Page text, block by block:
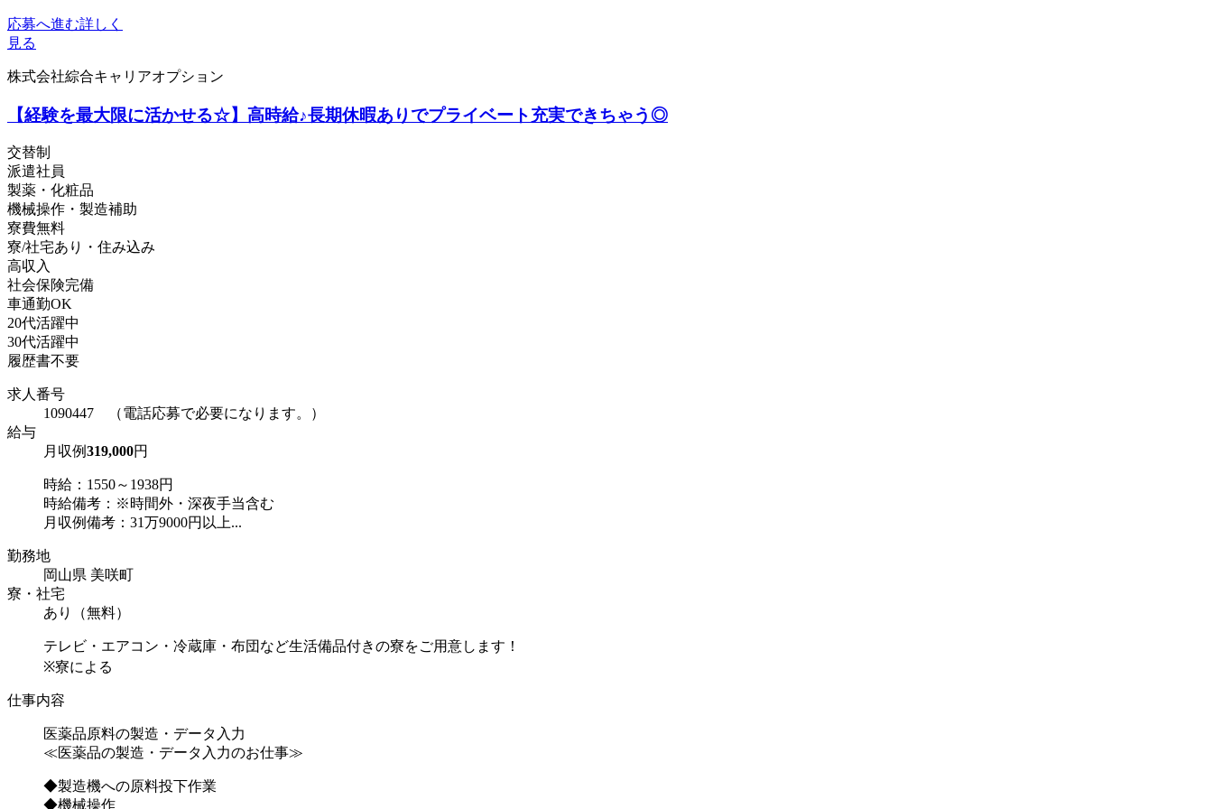
応募へ進む詳しく
見る
株式会社綜合キャリアオプション
【経験を最大限に活かせる☆】高時給♪長期休暇ありでプライベート充実できちゃう◎
交替制
派遣社員
製薬・化粧品
機械操作・製造補助
寮費無料
寮/社宅あり・住み込み
高収入
社会保険完備
車通勤OK
20代活躍中
30代活躍中
履歴書不要
求人番号
1090447 （電話応募で必要になります。）
給与
月収例319,000円
時給：1550～1938円
時給備考：※時間外・深夜手当含む
月収例備考：31万9000円以上...
勤務地
岡山県 美咲町
寮・社宅
あり（無料）
テレビ・エアコン・冷蔵庫・布団など生活備品付きの寮をご用意します！
※寮による
仕事内容
医薬品原料の製造・データ入力
≪医薬品の製造・データ入力のお仕事≫
◆製造機への原料投下作業
◆機械操作